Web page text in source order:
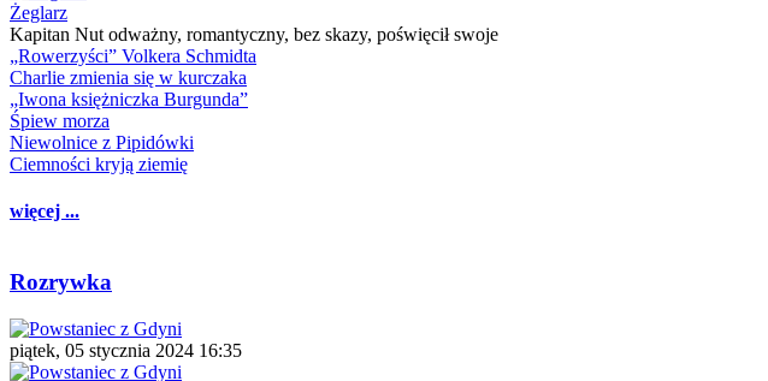
Żeglarz
Kapitan Nut odważny, romantyczny, bez skazy, poświęcił swoje
„Rowerzyści” Volkera Schmidta
Charlie zmienia się w kurczaka
„Iwona księżniczka Burgunda”
Śpiew morza
Niewolnice z Pipidówki
Ciemności kryją ziemię
więcej ...
Rozrywka
piątek, 05 stycznia 2024 16:35